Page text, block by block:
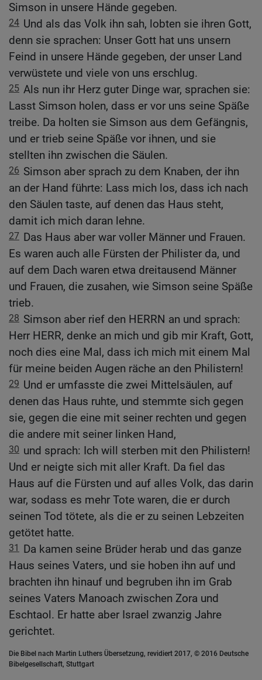
Simson in unsere Hände gegeben.
24 Und als das Volk ihn sah, lobten sie ihren Gott,
denn sie sprachen: Unser Gott hat uns unsern
Feind in unsere Hände gegeben, der unser Land
verwüstete und viele von uns erschlug.
25 Als nun ihr Herz guter Dinge war, sprachen sie:
Lasst Simson holen, dass er vor uns seine Späße
treibe. Da holten sie Simson aus dem Gefängnis,
und er trieb seine Späße vor ihnen, und sie
stellten ihn zwischen die Säulen.
26 Simson aber sprach zu dem Knaben, der ihn
an der Hand führte: Lass mich los, dass ich nach
den Säulen taste, auf denen das Haus steht,
damit ich mich daran lehne.
27 Das Haus aber war voller Männer und Frauen.
Es waren auch alle Fürsten der Philister da, und
auf dem Dach waren etwa dreitausend Männer
und Frauen, die zusahen, wie Simson seine Späße
trieb.
28 Simson aber rief den HERRN an und sprach:
Herr HERR, denke an mich und gib mir Kraft, Gott,
noch dies eine Mal, dass ich mich mit einem Mal
für meine beiden Augen räche an den Philistern!
29 Und er umfasste die zwei Mittelsäulen, auf
denen das Haus ruhte, und stemmte sich gegen
sie, gegen die eine mit seiner rechten und gegen
die andere mit seiner linken Hand,
30 und sprach: Ich will sterben mit den Philistern!
Und er neigte sich mit aller Kraft. Da fiel das
Haus auf die Fürsten und auf alles Volk, das darin
war, sodass es mehr Tote waren, die er durch
seinen Tod tötete, als die er zu seinen Lebzeiten
getötet hatte.
31
Da kamen seine Brüder herab und das ganze
Haus seines Vaters, und sie hoben ihn auf und
brachten ihn hinauf und begruben ihn im Grab
seines Vaters Manoach zwischen Zora und
Eschtaol. Er hatte aber Israel zwanzig Jahre
gerichtet.
Die Bibel nach Martin Luthers Übersetzung, revidiert 2017, © 2016 Deutsche
Bibelgesellschaft, Stuttgart